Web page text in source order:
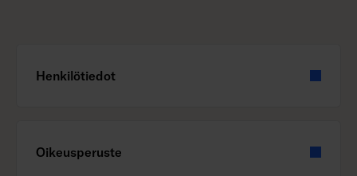
Henkilötiedot
Oikeusperuste